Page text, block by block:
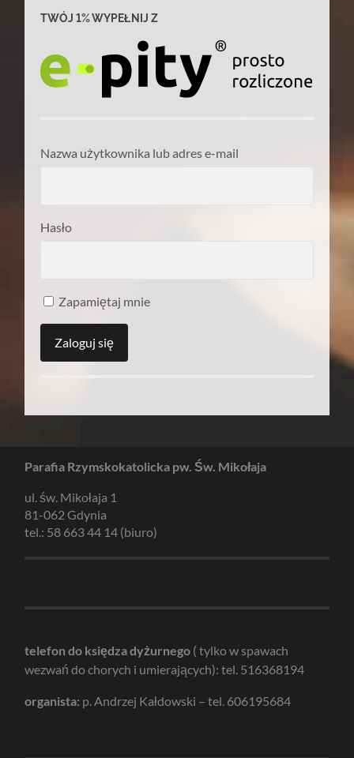
TWÓJ 1% WYPEŁNIJ Z
Nazwa użytkownika lub adres e-mail
Hasło
Zapamiętaj mnie
Parafia Rzymskokatolicka pw. Św. Mikołaja
ul. św. Mikołaja 1
81-062 Gdynia
tel.: 58 663 44 14 (biuro)
telefon do księdza dyżurnego ( tylko w spawach
wezwań do chorych i umierających): tel. 516368194
organista: p. Andrzej Kałdowski – tel. 606195684